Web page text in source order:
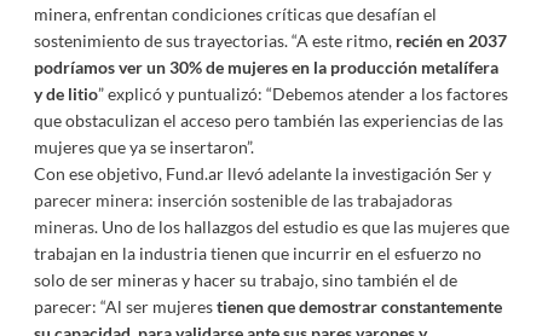
minera, enfrentan condiciones críticas que desafían el
sostenimiento de sus trayectorias. “A este ritmo, recién en 2037
podríamos ver un 30% de mujeres en la producción metalífera
y de litio” explicó y puntualizó: “Debemos atender a los factores
que obstaculizan el acceso pero también las experiencias de las
mujeres que ya se insertaron”.
Con ese objetivo, Fund.ar llevó adelante la investigación Ser y
parecer minera: inserción sostenible de las trabajadoras
mineras. Uno de los hallazgos del estudio es que las mujeres que
trabajan en la industria tienen que incurrir en el esfuerzo no
solo de ser mineras y hacer su trabajo, sino también el de
parecer: “Al ser mujerestienen que demostrar constantemente